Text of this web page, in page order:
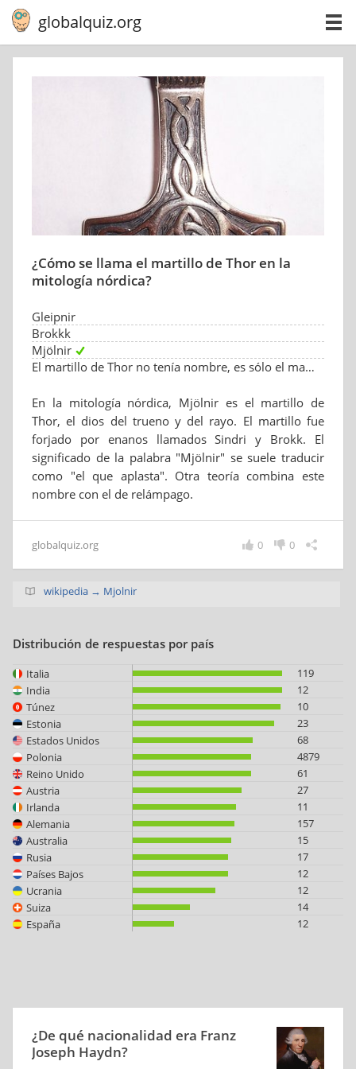
globalquiz.org
¿Cómo se llama el martillo de Thor en la
mitología nórdica?
Gleipnir
Brokkk
Mjölnir
El martillo de Thor no tenía nombre, es sólo el martillo de Thor.
En la mitología nórdica, Mjölnir es el martillo de
Thor, el dios del trueno y del rayo. El martillo fue
forjado por enanos llamados Sindri y Brokk. El
significado de la palabra "Mjölnir" se suele traducir
como "el que aplasta". Otra teoría combina este
nombre con el de relámpago.
globalquiz.org 0
0
wikipedia → Mjolnir
Distribución de respuestas por país
Italia
119
India
12
Túnez
10
Estonia
23
Estados Unidos
68
Polonia
4879
Reino Unido
61
Austria
27
Irlanda
11
Alemania
157
Australia
15
Rusia
17
Países Bajos
12
Ucrania
12
Suiza
14
España
12
¿De qué nacionalidad era Franz
Joseph Haydn?